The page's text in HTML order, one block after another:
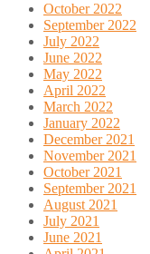
October 2022
September 2022
July 2022
June 2022
May 2022
April 2022
March 2022
January 2022
December 2021
November 2021
October 2021
September 2021
August 2021
July 2021
June 2021